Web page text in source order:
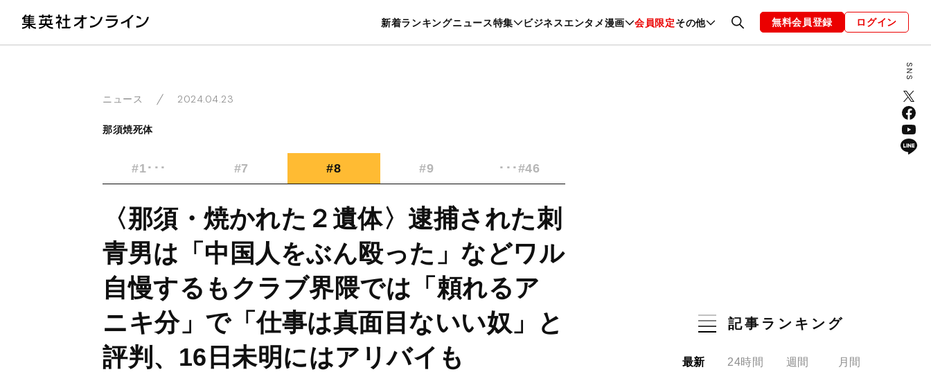
新着ランキングニュース特集 ビジネスエンタメ漫画 会員限定その他
暮らし スポーツ ヘルスケア 美容 グルメ ファッション 恋愛・結婚 編集部 お知らせ
無料会員登録 ログイン
ニュース 2024.04.23
那須焼死体
#1･･･ #7 #8 #9 ･･･#46
〈那須・焼かれた２遺体〉逮捕された刺
青男は「中国人をぶん殴った」などワル
自慢するもクラブ界隈では「頼れるア
ニキ分」で「仕事は真面目ないい奴」と
評判、16日未明にはアリバイも
記事ランキング
最新 24時間 週間 月間